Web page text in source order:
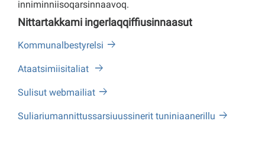
inniminniisoqarsinnaavoq.
Nittartakkami ingerlaqqiffiusinnaasut
Kommunalbestyrelsi
Ataatsimiisitaliat
Sulisut webmailiat
Suliariumannittussarsiuussinerit tuniniaanerillu